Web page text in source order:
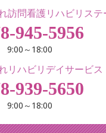
訪問看護リハビリステ
945-5956
9:00～18:00
リハビリデイサービス
939-5650
9:00～18:00